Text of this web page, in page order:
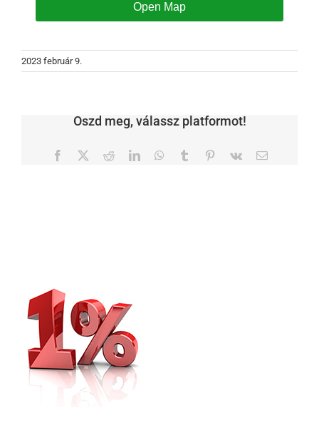
Open Map
2023 február 9.
Oszd meg, válassz platformot!
Facebook RedditLinkedInWhatsApp
Tumblr Pinterest
Vk Email: